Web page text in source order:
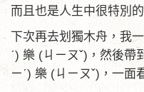
而且也是人生中很特別的
下次再去划獨木舟，我
ˊ) 樂 (ㄐㄧㄡˇ)，然後帶
ㄧˊ) 樂 (ㄐㄧㄡˇ)，一面